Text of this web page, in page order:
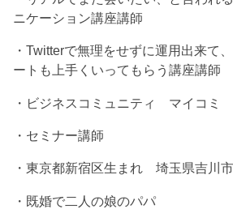
ニケーション講座講師
・Twitterで無理をせずに運用出来て
ートも上手くいってもらう講座講師
・ビジネスコミュニティ マイコミ
・セミナー講師
・東京都新宿区生まれ 埼玉県吉川
・既婚で二人の娘のパパ